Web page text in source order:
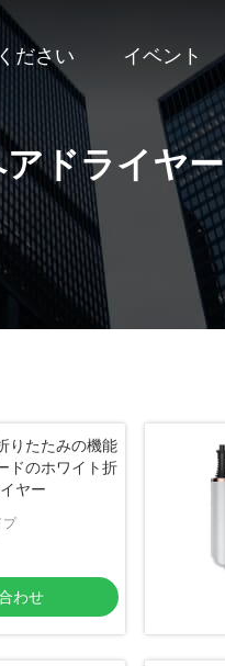
ださい イベント
ドライヤー
りたたみの機能
ドのホワイト折
ヤー
プ
わせ